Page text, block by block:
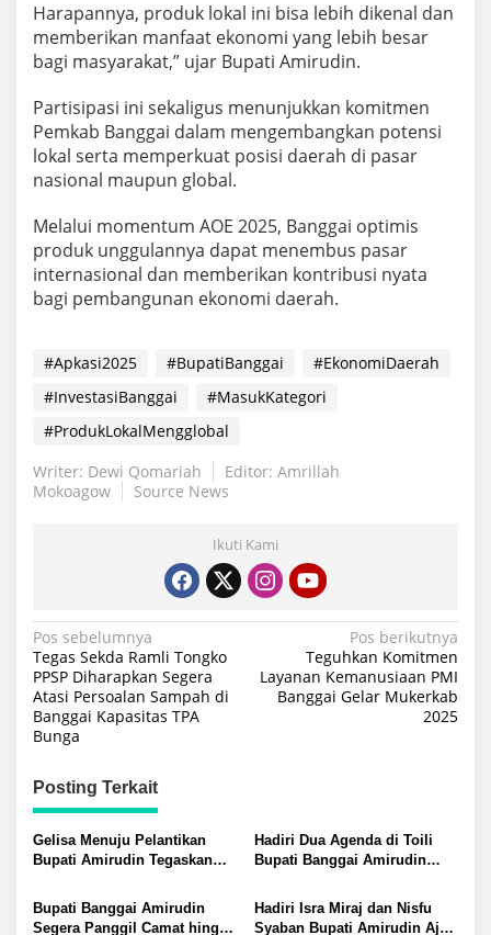
Harapannya, produk lokal ini bisa lebih dikenal dan
memberikan manfaat ekonomi yang lebih besar
bagi masyarakat,” ujar Bupati Amirudin.
Partisipasi ini sekaligus menunjukkan komitmen
Pemkab Banggai dalam mengembangkan potensi
lokal serta memperkuat posisi daerah di pasar
nasional maupun global.
Melalui momentum AOE 2025, Banggai optimis
produk unggulannya dapat menembus pasar
internasional dan memberikan kontribusi nyata
bagi pembangunan ekonomi daerah.
#Apkasi2025 #BupatiBanggai
#EkonomiDaerah
#InvestasiBanggai
#MasukKategori
#ProdukLokalMengglobal
Writer: Dewi Qomariah
Editor: Amrillah
Mokoagow
Source News
Ikuti Kami
Navigasi
pos
Pos sebelumnya
Tegas Sekda Ramli Tongko
PPSP Diharapkan Segera
Atasi Persoalan Sampah di
Banggai Kapasitas TPA
Bunga
Pos berikutnya
Teguhkan Komitmen
Layanan Kemanusiaan PMI
Banggai Gelar Mukerkab
2025
Posting Terkait
Gelisa Menuju Pelantikan
Bupati Amirudin Tegaskan
ASN Camat Lurah hingga
Kades
Hadiri Dua Agenda di Toili
Bupati Banggai Amirudin
dan Tabligh Akbar Sambut
Ramadhan
Bupati Banggai Amirudin
Segera Panggil Camat hingga
Hadiri Isra Miraj dan Nisfu
Syaban Bupati Amirudin Ajak